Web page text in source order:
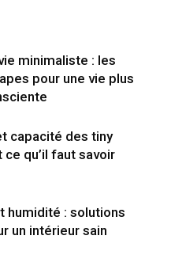
minimaliste : les
pour une vie plus
capacité des tiny
ce qu’il faut savoir
humidité : solutions
un intérieur sain